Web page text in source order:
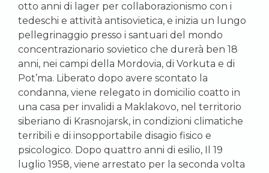
otto anni di lager per collaborazionismo con i
tedeschi e attività antisovietica, e inizia un lungo
pellegrinaggio presso i santuari del mondo
concentrazionario sovietico che durerà ben 18
anni, nei campi della Mordovia, di Vorkuta e di
Pot’ma. Liberato dopo avere scontato la
condanna, viene relegato in domicilio coatto in
una casa per invalidi a Maklakovo, nel territorio
siberiano di Krasnojarsk, in condizioni climatiche
terribili e di insopportabile disagio fisico e
psicologico. Dopo quattro anni di esilio, Il 19
luglio 1958, viene arrestato per la seconda volta